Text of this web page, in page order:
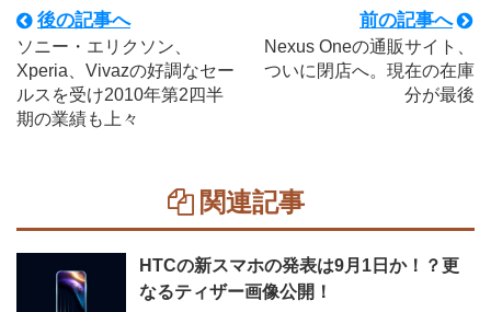
後の記事へ
ソニー・エリクソン、
Xperia、Vivazの好調なセー
ルスを受け2010年第2四半
期の業績も上々
前の記事へ
Nexus Oneの通販サイト、
ついに閉店へ。現在の在庫
分が最後
関連記事
HTCの新スマホの発表は9月1日か！？更
なるティザー画像公開！